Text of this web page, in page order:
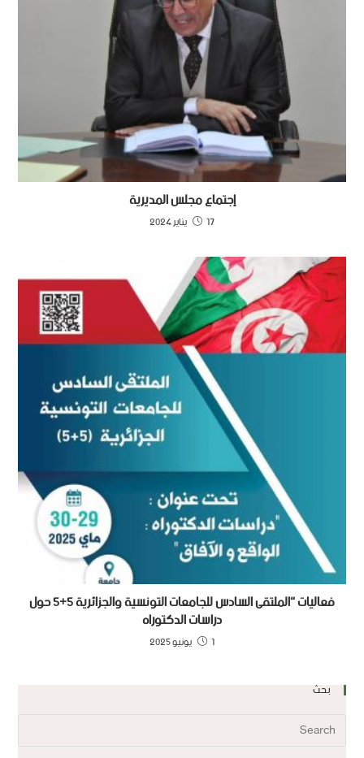
إجتماع مجلس المديرية
17 يناير 2024
فعاليات “الملتقى السادس للجامعات التونسية والجزائرية 5+5 حول
دراسات الدكتوراه
1 يونيو 2025
بحث